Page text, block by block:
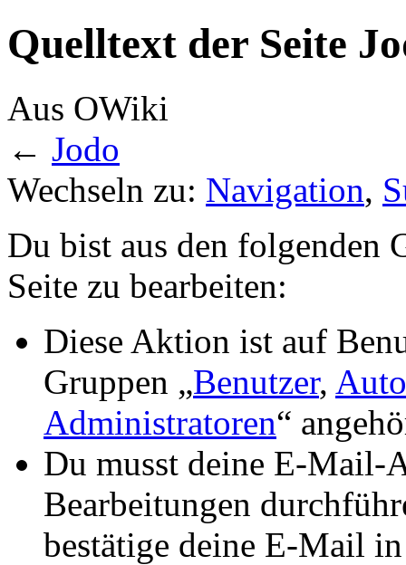
Quelltext der Seite
Aus OWiki
← Jodo
Wechseln zu: Navigation,
Du bist aus den folgenden
Seite zu bearbeiten:
Diese Aktion ist auf
Gruppen „Benutzer,
Administratoren“
Du musst deine E-Mail-
Bearbeitungen
bestätige deine E-Mail